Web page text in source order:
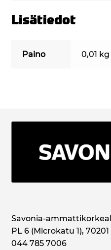
Lisätiedot
Paino 0,01
Savonia-
PL 6 (Microkatu 1),
044 785 7006